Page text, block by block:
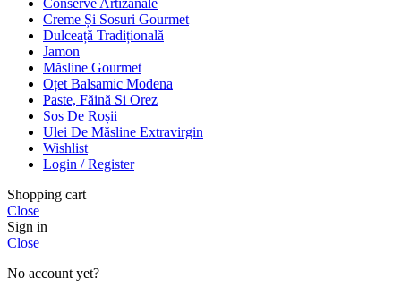
Conserve Artizanale
Creme Și Sosuri Gourmet
Dulceață Tradițională
Jamon
Măsline Gourmet
Oțet Balsamic Modena
Paste, Făină Si Orez
Sos De Roșii
Ulei De Măsline Extravirgin
Wishlist
Login / Register
Shopping cart
Close
Sign in
Close
No account yet?